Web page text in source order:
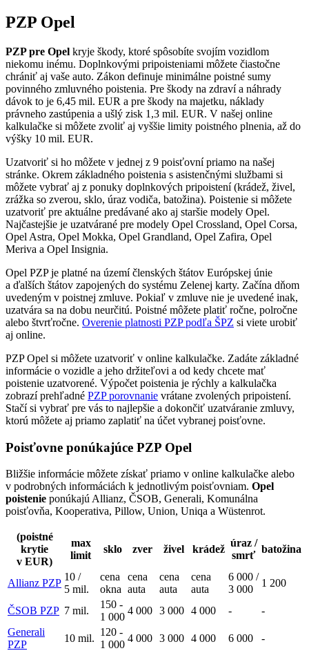
PZP Opel
PZP pre Opel kryje škody, ktoré spôsobíte svojím vozidlom
niekomu inému. Doplnkovými pripoisteniami môžete čiastočne
chrániť aj vaše auto. Zákon definuje minimálne poistné sumy
povinného zmluvného poistenia. Pre škody na zdraví a náhrady
dávok to je 6,45 mil. EUR a pre škody na majetku, náklady
právneho zastúpenia a ušlý zisk 1,3 mil. EUR. V našej online
kalkulačke si môžete zvoliť aj vyššie limity poistného plnenia, až do
výšky 10 mil. EUR.
Uzatvoriť si ho môžete v jednej z 9 poisťovní priamo na našej
stránke. Okrem základného poistenia s asistenčnými službami si
môžete vybrať aj z ponuky doplnkových pripoistení (krádež, živel,
zrážka so zverou, sklo, úraz vodiča, batožina). Poistenie si môžete
uzatvoriť pre aktuálne predávané ako aj staršie modely Opel.
Najčastejšie je uzatvárané pre modely Opel Crossland, Opel Corsa,
Opel Astra, Opel Mokka, Opel Grandland, Opel Zafira, Opel
Meriva a Opel Insignia.
Opel PZP je platné na území členských štátov Európskej únie
a ďalších štátov zapojených do systému Zelenej karty. Začína dňom
uvedeným v poistnej zmluve. Pokiaľ v zmluve nie je uvedené inak,
uzatvára sa na dobu neurčitú. Poistné môžete platiť ročne, polročne
alebo štvrťročne. Overenie platnosti PZP podľa ŠPZ si viete urobiť
aj online.
PZP Opel si môžete uzatvoriť v online kalkulačke. Zadáte základné
informácie o vozidle a jeho držiteľovi a od kedy chcete mať
poistenie uzatvorené. Výpočet poistenia je rýchly a kalkulačka
zobrazí prehľadné PZP porovnanie vrátane zvolených pripoistení.
Stačí si vybrať pre vás to najlepšie a dokončiť uzatváranie zmluvy,
ktorú môžete aj priamo zaplatiť na účet vybranej poisťovne.
Poisťovne ponúkajúce PZP Opel
Bližšie informácie môžete získať priamo v online kalkulačke alebo
v podrobných informáciách k jednotlivým poisťovniam. Opel
poistenie ponúkajú Allianz, ČSOB, Generali, Komunálna
poisťovňa, Kooperativa, Pillow, Union, Uniqa a Wüstenrot.
(poistné
krytie
v EUR)
max
limit
sklo zver živel krádež
úraz /
smrť
batožina
Allianz PZP
10 /
5 mil.
cena
okna
cena
auta
cena
auta
cena
auta
6 000 /
3 000
1 200
ČSOB PZP 7 mil.
150 -
1 000
4 000 3 000 4 000 -
-
Generali
PZP
10 mil.
120 -
1 000
4 000 3 000 4 000 6 000
-